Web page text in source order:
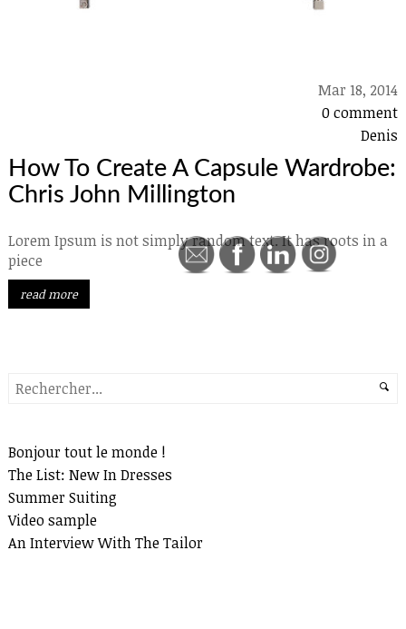
Mar 18, 2014
0 comment
Denis
How To Create A Capsule Wardrobe:
Chris John Millington
Lorem Ipsum is not simply random text. It has roots in a
piece
read more
Bonjour tout le monde !
The List: New In Dresses
Summer Suiting
Video sample
An Interview With The Tailor